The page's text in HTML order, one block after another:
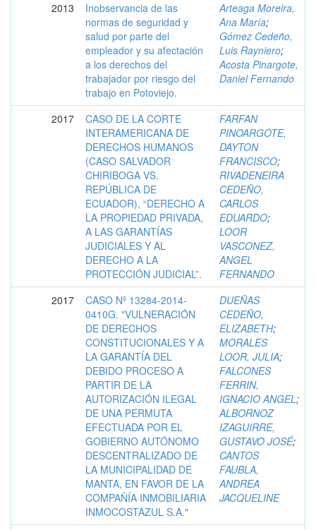
2013
Inobservancia de las
normas de seguridad y
salud por parte del
empleador y su afectación
a los derechos del
trabajador por riesgo del
trabajo en Potoviejo.
Arteaga Moreira,
Ana María;
Gómez Cedeño,
Luis Rayniero;
Acosta Pinargote,
Daniel Fernando
2017
CASO DE LA CORTE
INTERAMERICANA DE
DERECHOS HUMANOS
(CASO SALVADOR
CHIRIBOGA VS.
REPÚBLICA DE
ECUADOR), “DERECHO A
LA PROPIEDAD PRIVADA,
A LAS GARANTÍAS
JUDICIALES Y AL
DERECHO A LA
PROTECCIÓN JUDICIAL”.
FARFAN
PINOARGOTE,
DAYTON
FRANCISCO;
RIVADENEIRA
CEDEÑO,
CARLOS
EDUARDO;
LOOR
VASCONEZ,
ANGEL
FERNANDO
2017
CASO Nº 13284-2014-
0410G. "VULNERACIÓN
DE DERECHOS
CONSTITUCIONALES Y A
LA GARANTÍA DEL
DEBIDO PROCESO A
PARTIR DE LA
AUTORIZACIÓN ILEGAL
DE UNA PERMUTA
EFECTUADA POR EL
GOBIERNO AUTÓNOMO
DESCENTRALIZADO DE
LA MUNICIPALIDAD DE
MANTA, EN FAVOR DE LA
COMPAÑÍA INMOBILIARIA
INMOCOSTAZUL S.A."
DUEÑAS
CEDEÑO,
ELIZABETH;
MORALES
LOOR, JULIA;
FALCONES
FERRIN,
IGNACIO ANGEL;
ALBORNOZ
IZAGUIRRE,
GUSTAVO JOSÉ;
CANTOS
FAUBLA,
ANDREA
JACQUELINE